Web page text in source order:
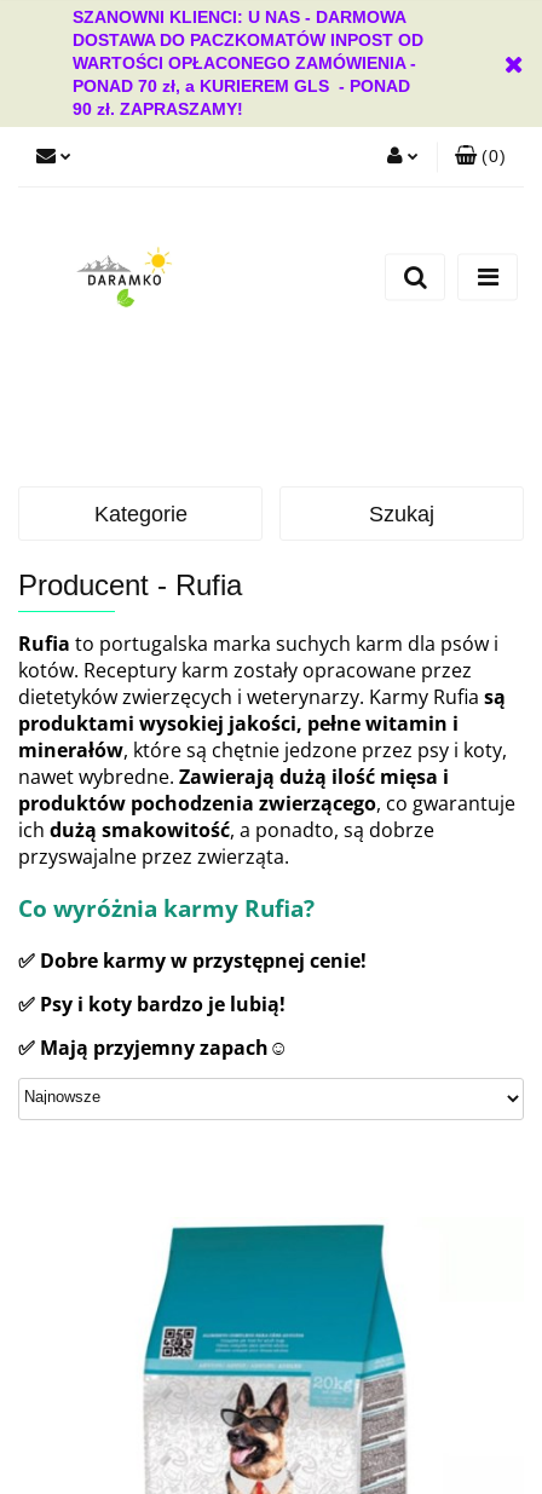
SZANOWNI KLIENCI: U NAS - DARMOWA
DOSTAWA DO PACZKOMATÓW INPOST OD
WARTOŚCI OPŁACONEGO ZAMÓWIENIA -
PONAD 70 zł, a KURIEREM GLS - PONAD
90 zł. ZAPRASZAMY!
Dodaj zgłoszenie
(0)
Kategorie Szukaj
Producent - Rufia
Rufia to portugalska marka suchych karm dla psów i
kotów. Receptury karm zostały opracowane przez
dietetyków zwierzęcych i weterynarzy. Karmy Rufia są
produktami wysokiej jakości, pełne witamin i
minerałów, które są chętnie jedzone przez psy i koty,
nawet wybredne. Zawierają dużą ilość mięsa i
produktów pochodzenia zwierzącego, co gwarantuje
ich dużą smakowitość, a ponadto, są dobrze
przyswajalne przez zwierząta.
Co wyróżnia karmy Rufia?
✅ Dobre karmy w przystępnej cenie!
✅ Psy i koty bardzo je lubią!
✅ Mają przyjemny zapach☺️